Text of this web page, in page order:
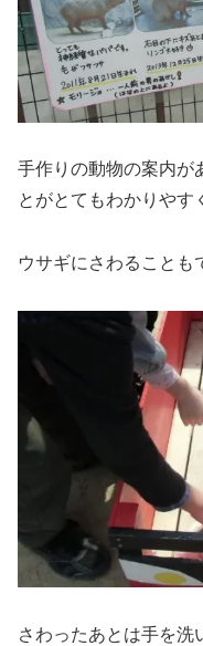
手作りの動物の案内が
とがとてもわかりやす
ウサギにさわることも
さわったあとは手を洗